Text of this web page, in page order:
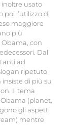
inoltre usato
poi l’utilizzo di
maggiore
più
con
Dal
ad
ripetuto
di più su
Il tema
(planet,
gli aspetti
mentre